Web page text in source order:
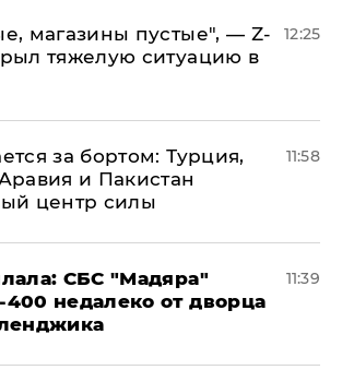
магазины пустые", — Z-
тяжелую ситуацию в
12:25
за бортом: Турция,
и Пакистан
центр силы
11:58
СБС "Мадяра"
недалеко от дворца
11:39